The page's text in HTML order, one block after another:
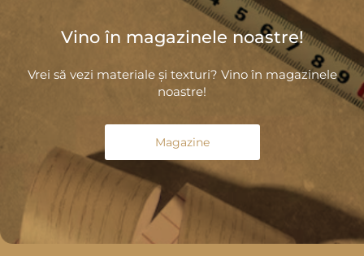
Vino în magazinele noastre!
Vrei să vezi materiale și texturi? Vino în magazinele
noastre!
Magazine